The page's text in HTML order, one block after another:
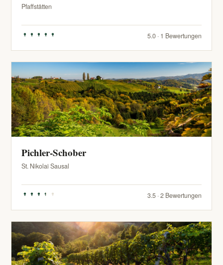
Pfaffstätten
5.0 · 1 Bewertungen
Pichler-Schober
St. Nikolai Sausal
3.5 · 2 Bewertungen